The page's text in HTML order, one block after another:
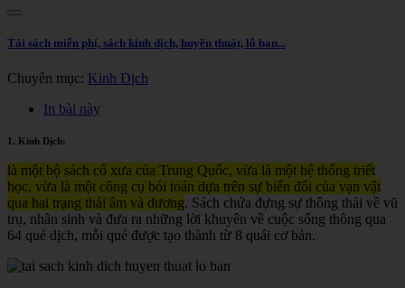
Tải sách miễn phí, sách kinh dịch, huyền thuật, lỗ ban...
Chuyên mục: Kinh Dịch
In bài này
1. Kinh Dịch:
là một bộ sách cổ xưa của Trung Quốc, vừa là một hệ thống triết
học, vừa là một công cụ bói toán dựa trên sự biến đổi của vạn vật
qua hai trạng thái âm và dương. Sách chứa đựng sự thông thái về vũ
trụ, nhân sinh và đưa ra những lời khuyên về cuộc sống thông qua
64 quẻ dịch, mỗi quẻ được tạo thành từ 8 quái cơ bản.